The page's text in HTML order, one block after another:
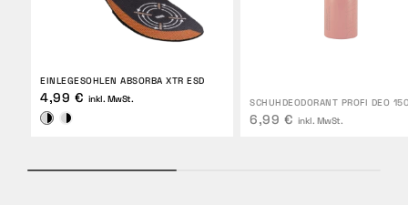
EINLEGESOHLEN ABSORBA XTR ESD
4,99 € inkl. MwSt. SCHUHDEODORANT PROFI DEO
6,99 € inkl. MwSt.